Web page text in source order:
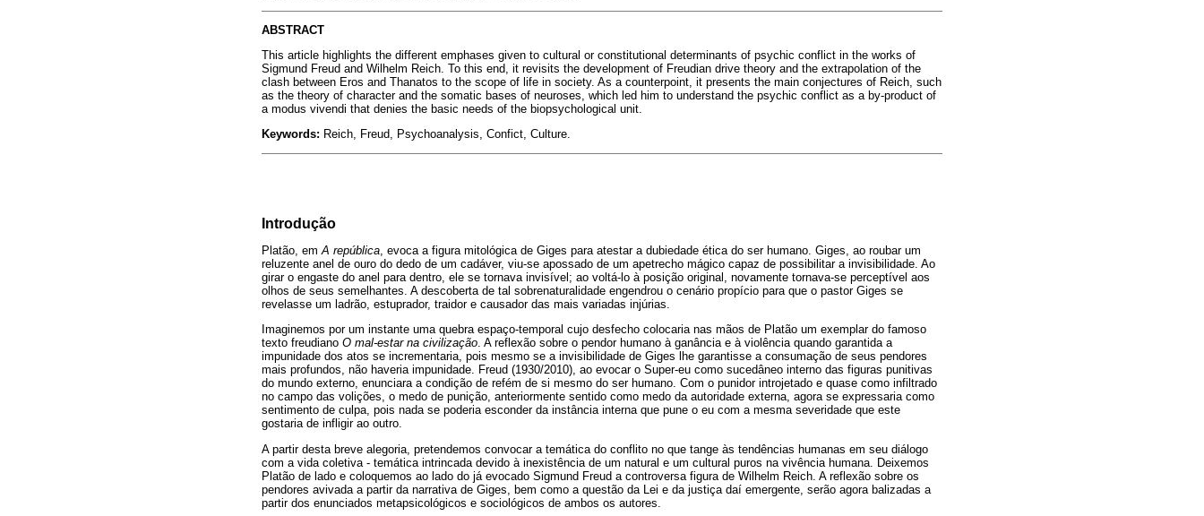
ABSTRACT
This article highlights the different emphases given to cultural or constitutional determinants of psychic conflict in the works of
Sigmund Freud and Wilhelm Reich. To this end, it revisits the development of Freudian drive theory and the extrapolation of the
clash between Eros and Thanatos to the scope of life in society. As a counterpoint, it presents the main conjectures of Reich, such
as the theory of character and the somatic bases of neuroses, which led him to understand the psychic conflict as a by-product of
a modus vivendi that denies the basic needs of the biopsychological unit.
Keywords: Reich, Freud, Psychoanalysis, Confict, Culture.
Introdução
Platão, emA república, evoca a figura mitológica de Giges para atestar a dubiedade ética do ser humano. Giges, ao roubar um
reluzente anel de ouro do dedo de um cadáver, viu-se apossado de um apetrecho mágico capaz de possibilitar a invisibilidade. Ao
girar o engaste do anel para dentro, ele se tornava invisível; ao voltá-lo à posição original, novamente tornava-se perceptível aos
olhos de seus semelhantes. A descoberta de tal sobrenaturalidade engendrou o cenário propício para que o pastor Giges se
revelasse um ladrão, estuprador, traidor e causador das mais variadas injúrias.
Imaginemos por um instante uma quebra espaço-temporal cujo desfecho colocaria nas mãos de Platão um exemplar do famoso
texto freudiano O mal-estar na civilização. A reflexão sobre o pendor humano à ganância e à violência quando garantida a
impunidade dos atos se incrementaria, pois mesmo se a invisibilidade de Giges lhe garantisse a consumação de seus pendores
mais profundos, não haveria impunidade. Freud (1930/2010), ao evocar o Super-eu como sucedâneo interno das figuras punitivas
do mundo externo, enunciara a condição de refém de si mesmo do ser humano. Com o punidor introjetado e quase como infiltrado
no campo das volições, o medo de punição, anteriormente sentido como medo da autoridade externa, agora se expressaria como
sentimento de culpa, pois nada se poderia esconder da instância interna que pune o eu com a mesma severidade que este
gostaria de infligir ao outro.
A partir desta breve alegoria, pretendemos convocar a temática do conflito no que tange às tendências humanas em seu diálogo
com a vida coletiva - temática intrincada devido à inexistência de um natural e um cultural puros na vivência humana. Deixemos
Platão de lado e coloquemos ao lado do já evocado Sigmund Freud a controversa figura de Wilhelm Reich. A reflexão sobre os
pendores avivada a partir da narrativa de Giges, bem como a questão da Lei e da justiça daí emergente, serão agora balizadas a
partir dos enunciados metapsicológicos e sociológicos de ambos os autores.